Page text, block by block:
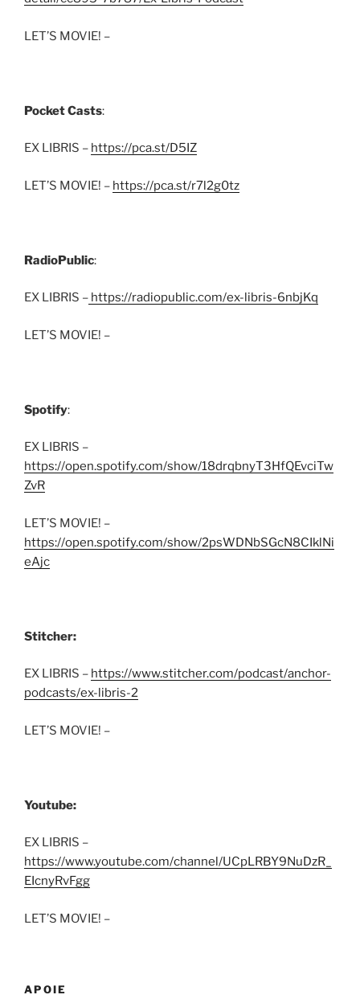
LET’S MOVIE! –
Pocket Casts:
EX LIBRIS – https://pca.st/D5IZ
LET’S MOVIE! – https://pca.st/r7l2g0tz
RadioPublic:
EX LIBRIS – https://radiopublic.com/ex-libris-6nbjKq
LET’S MOVIE! –
Spotify:
EX LIBRIS –
https://open.spotify.com/show/18drqbnyT3HfQEvciTw
ZvR
LET’S MOVIE! –
https://open.spotify.com/show/2psWDNbSGcN8CIklNi
eAjc
Stitcher:
EX LIBRIS – https://www.stitcher.com/podcast/anchor-
podcasts/ex-libris-2
LET’S MOVIE! –
Youtube:
EX LIBRIS –
https://www.youtube.com/channel/UCpLRBY9NuDzR_
EIcnyRvFgg
LET’S MOVIE! –
APOIE